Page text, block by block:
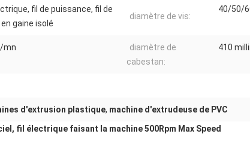
fil de puissance, fil de
gaine isolé
diamètre de vis:
40/50/
mn
diamètre de
cabestan:
410
d'extrusion plastique, machine d'extrudeuse de PVC
fil électrique faisant la machine 500Rpm Max Speed